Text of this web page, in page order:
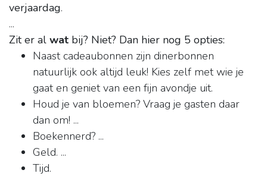
verjaardag.
...
Zit er al wat bij? Niet? Dan hier nog 5 opties:
Naast cadeaubonnen zijn dinerbonnen
natuurlijk ook altijd leuk! Kies zelf met wie je
gaat en geniet van een fijn avondje uit.
Houd je van bloemen? Vraag je gasten daar
dan om! ...
Boekennerd? ...
Geld. ...
Tijd.